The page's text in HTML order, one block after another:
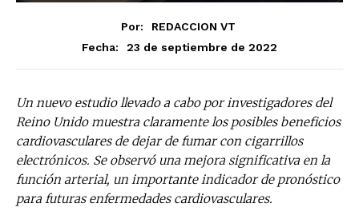
Por:
REDACCION VT
Fecha:
23 de septiembre de 2022
Un nuevo estudio llevado a cabo por investigadores del
Reino Unido muestra claramente los posibles beneficios
cardiovasculares de dejar de fumar con cigarrillos
electrónicos. Se observó una mejora significativa en la
función arterial, un importante indicador de pronóstico
para futuras enfermedades cardiovasculares.